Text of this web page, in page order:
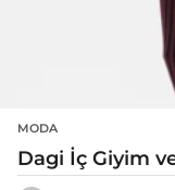
MODA
Dagi İç Giyim